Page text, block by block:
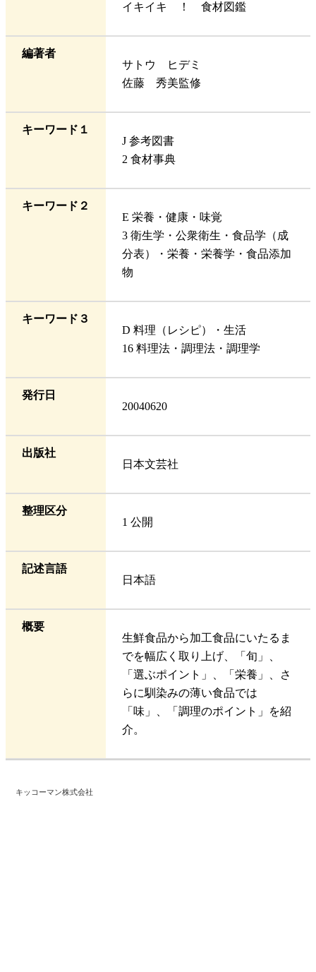
イキイキ ！ 食材図鑑
編著者
サトウ ヒデミ
佐藤 秀美監修
キーワード１
J 参考図書
2 食材事典
キーワード２
E 栄養・健康・味覚
3 衛生学・公衆衛生・食品学（成
分表）・栄養・栄養学・食品添加
物
キーワード３
D 料理（レシピ）・生活
16 料理法・調理法・調理学
発行日
20040620
出版社
日本文芸社
整理区分
1 公開
記述言語
日本語
概要
生鮮食品から加工食品にいたるま
でを幅広く取り上げ、「旬」、
「選ぶポイント」、「栄養」、さ
らに馴染みの薄い食品では
「味」、「調理のポイント」を紹
介。
キッコーマン株式会社